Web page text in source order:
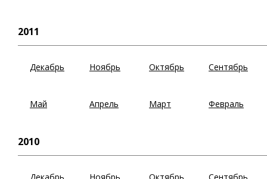
2011
Декабрь Ноябрь Октябрь Сентябрь
Май Апрель Март Февраль
2010
Декабрь Ноябрь Октябрь Сентябрь